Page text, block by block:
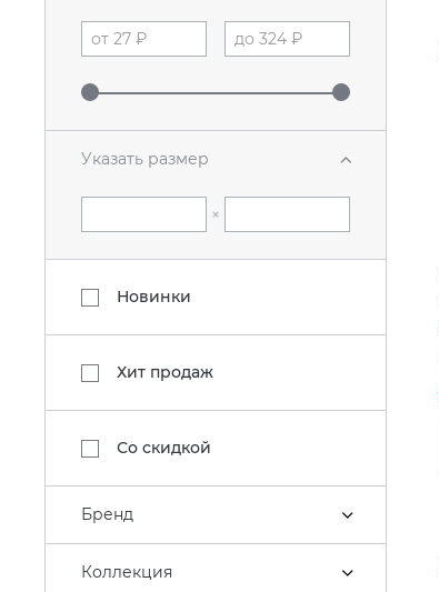
Указать размер
×
Новинки
Хит продаж
Со скидкой
Бренд
Коллекция